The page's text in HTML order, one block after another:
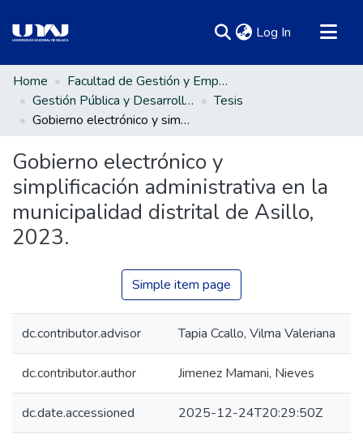
Log In (current)
Communities & Collections
All of DSpace
Statistics
Home
Facultad de Gestión y Emprendimiento Empresarial
Gestión Pública y Desarrollo Social
Tesis
Gobierno electrónico y simplificación administrativa en la municipalidad distrital de Asillo, 2023.
Gobierno electrónico y
simplificación administrativa en la
municipalidad distrital de Asillo,
2023.
Simple item page
dc.contributor.advisor Tapia Ccallo, Vilma Valeriana
dc.contributor.author Jimenez Mamani, Nieves
dc.date.accessioned 2025-12-24T20:29:50Z